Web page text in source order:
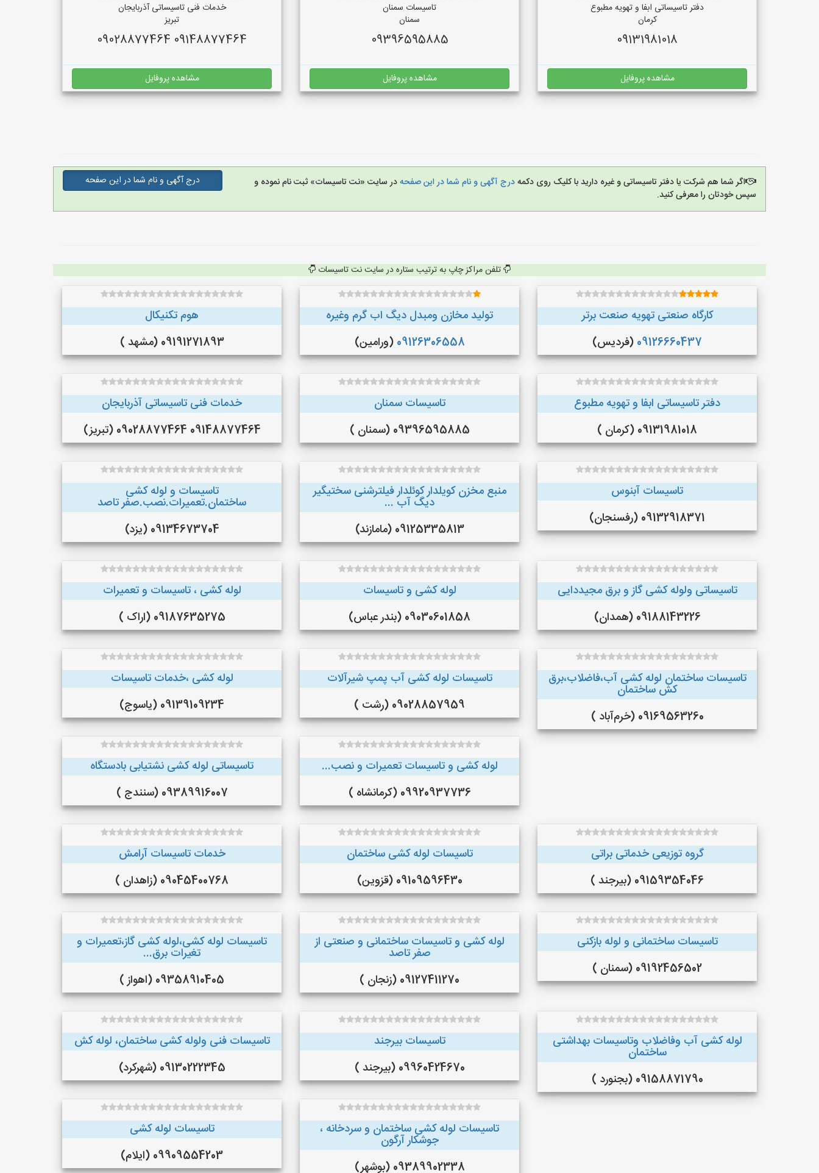
دفتر تاسیساتی ابفا و تهویه مطبوع
کرمان
09131981018
مشاهده پروفایل
تاسیسات سمنان
سمنان
09396595885
مشاهده پروفایل
خدمات فنی تاسیساتی آذربایجان
تبریز
09148877464 09028877464
مشاهده پروفایل
اگر شما هم شرکت یا دفتر تاسیساتی و غیره دارید با کلیک روی دکمهدرج آگهی و نام شما در این صفحهدر سایت «نت تاسیسات» ثبت نام نموده و
سپس خودتان را معرفی کنید.
درج آگهی و نام شما در این صفحه
تلفن مراکز چاپ به ترتیب ستاره در سایت نت تاسیسات
کارگاه صنعتی تهویه صنعت برتر
09126660437 (فردیس)
تولید مخازن ومبدل دیگ اب گرم وغیره
09126306558 (ورامین)
هوم تکنیکال
09191271893 (مشهد )
دفتر تاسیساتی ابفا و تهویه مطبوع
09131981018 (کرمان )
تاسیسات سمنان
09396595885 (سمنان )
خدمات فنی تاسیساتی آذربایجان
09148877464 09028877464 (تبریز)
تاسيسات آبنوس
09132918371 (رفسنجان)
منبع مخزن کویلدار کوئلدار فیلترشنی سختیگیر
دیگ آب ...
09125335813 (مامازند)
تاسیسات و لوله کشی
ساختمان.تعمیرات.نصب.صفر تاصد
09134673704 (یزد)
تاسیساتی ولوله کشی گاز و برق مجیددایی
09188143226 (همدان)
لوله کشی و تاسیسات
09030601858 (بندر عباس)
لوله کشی ، تاسیسات و تعمیرات
09187635275 (اراک )
تاسیسات ساختمان لوله کشی آب،فاضلاب،برق
کش ساختمان
09169563260 (خرم‌آباد )
تاسیسات لوله کشی آب پمپ شیرآلات
09028857959 (رشت )
لوله کشی ،خدمات تاسیسات
09139109234 (یاسوج)
لوله کشی و تاسیسات تعمیرات و نصب...
09920937736 (کرمانشاه )
تاسیساتی لوله کشی نشتیابی بادستگاه
09389916007 (سنندج )
گروه توزیعی خدماتی براتی
09159354046 (بیرجند )
تاسیسات لوله کشی ساختمان
09109596430 (قزوین)
خدمات تاسیسات آرامش
09045400768 (زاهدان )
تاسیسات ساختمانی و لوله بازکنی
09192456502 (سمنان )
لوله کشی و تاسیسات ساختمانی و صنعتی از
صفر تاصد
09127411270 (زنجان )
تاسیسات لوله کشی،لوله کشی گاز،تعمیرات و
تغیرات برق...
09358910405 (اهواز )
لوله کشی آب وفاضلاب وتاسیسات بهداشتی
ساختمان
09158871790 (بجنورد )
تاسیسات بیرجند
09960424670 (بیرجند )
تاسیسات فنی ولوله کشی ساختمان، لوله کش
09130222345 (شهرکرد)
تاسیسات لوله کشی ساختمان و سردخانه ،
جوشکار آرگون
09389902338 (بوشهر)
تاسیسات لوله کشی
09909554203 (ایلام)